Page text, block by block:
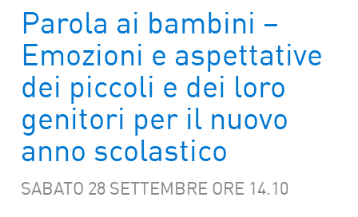
Parola ai bambini –
Emozioni e aspettative
dei piccoli e dei loro
genitori per il nuovo
anno scolastico
SABATO 28 SETTEMBRE ORE 14.10